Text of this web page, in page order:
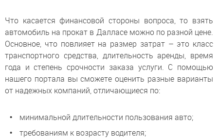
Что касается финансовой стороны вопроса, то взять
автомобиль на прокат в Далласе можно по разной цене.
Основное, что повлияет на размер затрат – это класс
транспортного средства, длительность аренды, время
года и степень срочности заказа услуги. С помощью
нашего портала вы сможете оценить разные варианты
от надежных компаний, отличающиеся по:
минимальной длительности пользования авто;
требованиям к возрасту водителя;